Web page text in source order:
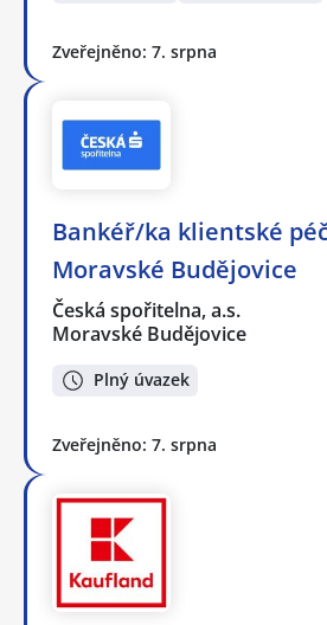
Zveřejněno: 7. srpna
Bankéř/ka klientské
Moravské Budějovice
Česká spořitelna, a.s.
Moravské Budějovice
Plný úvazek
Zveřejněno: 7. srpna